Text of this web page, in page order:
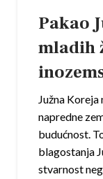
Pakao
mladih
Južna
napredne
budućnost.
blagostanja
stvarnost